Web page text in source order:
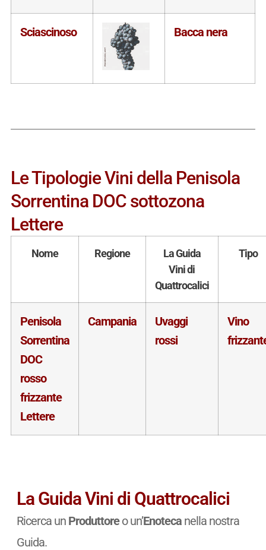
Sciascinoso Bacca nera
Le Tipologie Vini della Penisola
Sorrentina DOC sottozona
Lettere
Nome Regione
La Guida
Vini di
Quattrocalici
Tipo
Penisola
Sorrentina
DOC
rosso
frizzante
Lettere
Campania
Uvaggi
rossi
Vino
La Guida Vini di Quattrocalici
Ricerca un Produttoreo un’Enotecanella nostra
Guida.